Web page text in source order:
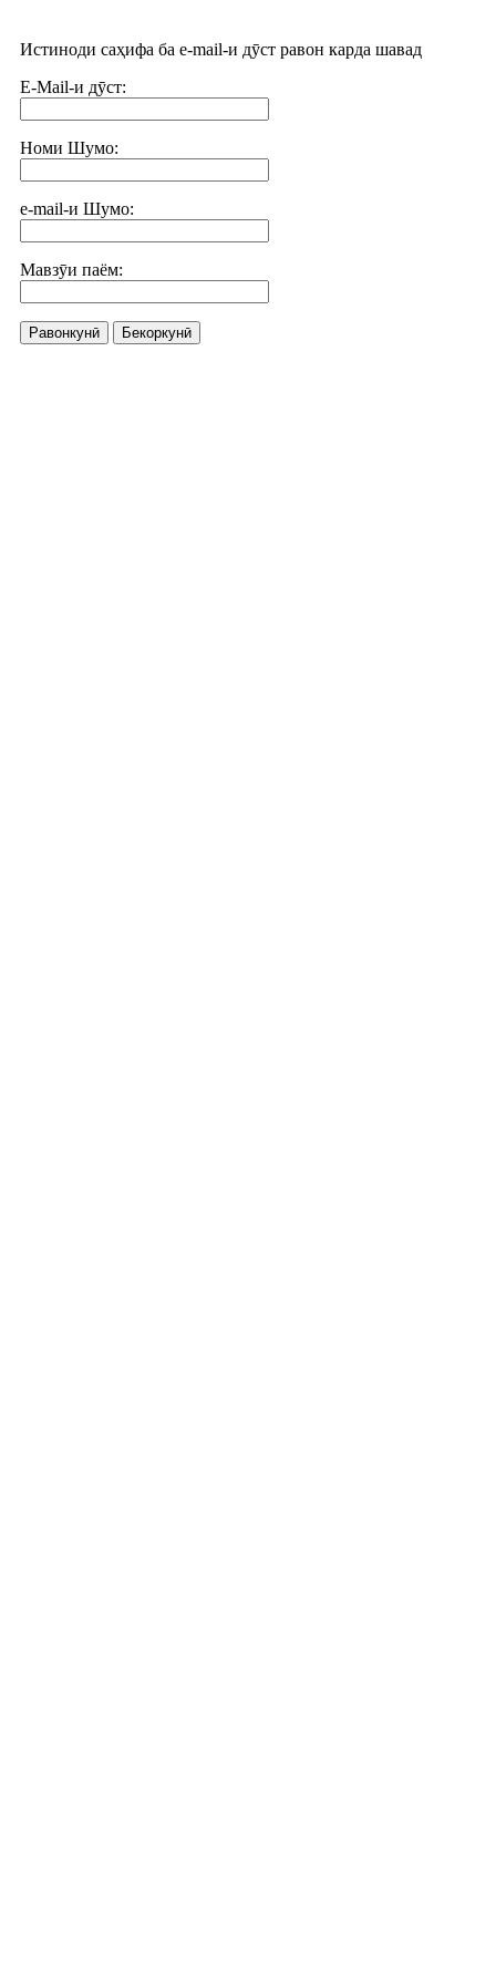
Истиноди саҳифа ба e-mail-и дӯст равон карда шавад
E-Mail-и дӯст:
Номи Шумо:
e-mail-и Шумо:
Мавзӯи паём:
Равонкунӣ Бекоркунӣ